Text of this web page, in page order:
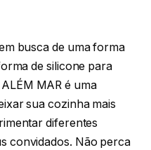
busca de uma forma
de silicone para
MAR é uma
sua cozinha mais
diferentes
convidados. Não perca